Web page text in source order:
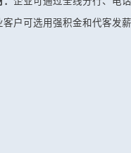
客户可选用强积金和代客发薪